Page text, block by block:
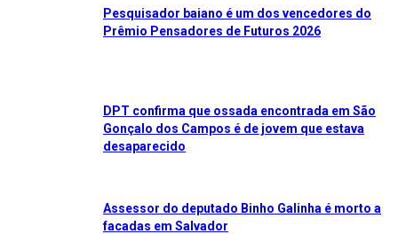
Pesquisador baiano é um dos vencedores do
Prêmio Pensadores de Futuros 2026
DPT confirma que ossada encontrada em São
Gonçalo dos Campos é de jovem que estava
desaparecido
Assessor do deputado Binho Galinha é morto a
facadas em Salvador